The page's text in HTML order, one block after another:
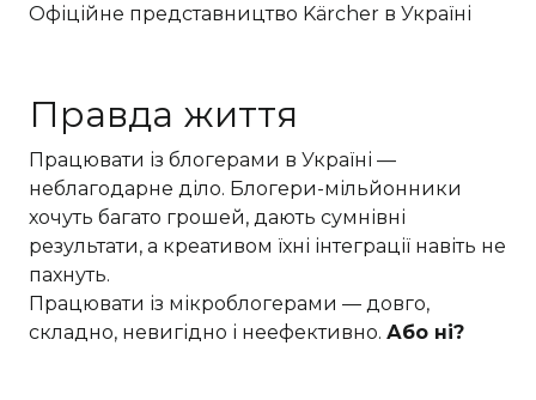
Офіційне представництво Kärcher в Україні
Правда життя
Працювати із блогерами в Україні —
неблагодарне діло. Блогери-мільйонники
хочуть багато грошей, дають сумнівні
результати, а креативом їхні інтеграції навіть не
пахнуть.
Працювати із мікроблогерами — довго,
складно, невигідно і неефективно. Або ні?